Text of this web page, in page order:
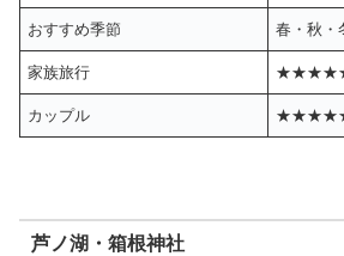
おすすめ季節 春・秋・
家族旅行
カップル
芦ノ湖・箱根神社